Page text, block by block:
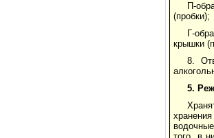
П-
(пробки);
Г-
крышки
8.
5.